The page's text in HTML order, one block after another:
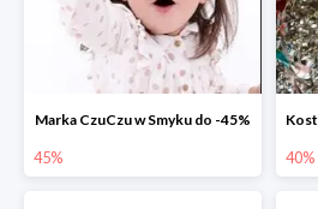
Marka CzuCzu w Smyku do -45%
45% 40%